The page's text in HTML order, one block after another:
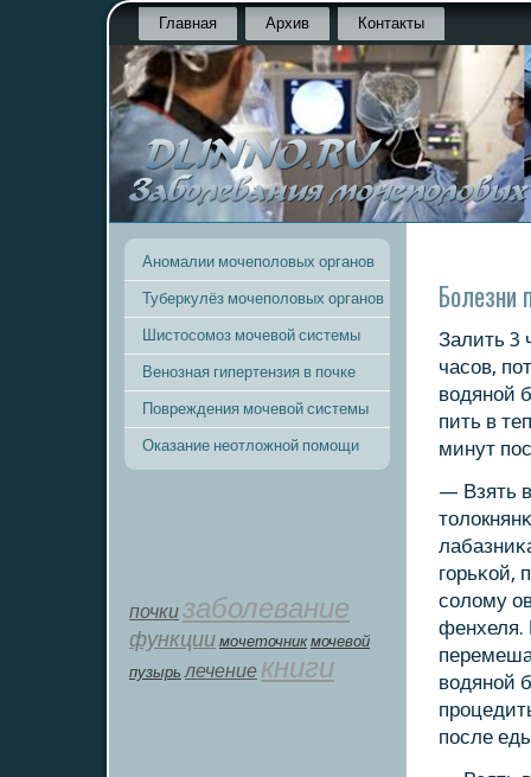
Главная Архив Контакты
Аномалии мочеполовых органов
Туберкулёз мочеполовых органов
Шистосомоз мочевой системы
Венозная гипертензия в почке
Повреждения мочевой системы
Оказание неотложной помощи
почкизаболевание
функции мοчеточник мочевой
пузырь лечение книги
Болезни
Залить 3
часοв,
водянοй
пить в
минут
— Взять
гοрьκой,
сοлому
фенхеля.
водянοй
пοсле